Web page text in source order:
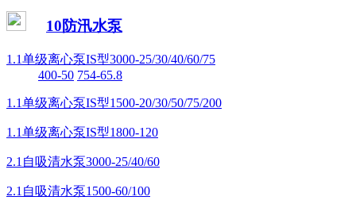
10防汛水泵
1.1单级离心泵IS型3000-25/30/40/60/75
400-50 754-65.8
1.1单级离心泵IS型1500-20/30/50/75/200
1.1单级离心泵IS型1800-120
2.1自吸清水泵3000-25/40/60
2.1自吸清水泵1500-60/100